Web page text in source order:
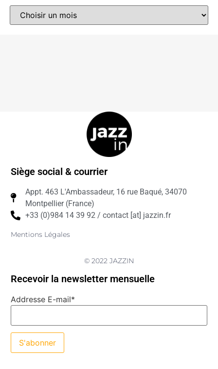
Siège social & courrier
Appt. 463 L'Ambassadeur, 16 rue Baqué, 34070
Montpellier (France)
+33 (0)984 14 39 92 / contact [at] jazzin.fr
Mentions Légales
© 2022 JAZZIN
Recevoir la newsletter mensuelle
Addresse E-mail*